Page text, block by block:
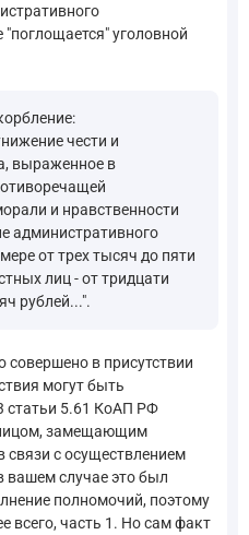
уголовной
чести и
выраженное в
и нравственности
административного
от трех тысяч до пяти
лиц - от тридцати
рублей...".
в присутствии
могут быть
статьи 5.61 КоАП РФ
замещающим
с осуществлением
вашем случае это был
полномочий, поэтому
всего, часть 1. Но сам факт